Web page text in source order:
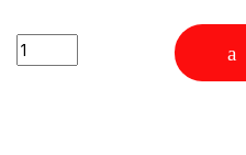
Quantity